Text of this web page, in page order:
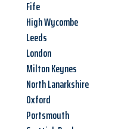
Fife
High Wycombe
Leeds
London
Milton Keynes
North Lanarkshire
Oxford
Portsmouth